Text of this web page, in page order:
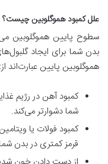
علل کمبود هموگلوبین چیست؟
سطوح پایین هموگلوبین
بدن شما برای ایجاد
هموگلوبین پایین عبارت‌اند از:
کمبود آهن در رژیم
شما دشوارتر می‌کند.
قرمز کمتری در بدن